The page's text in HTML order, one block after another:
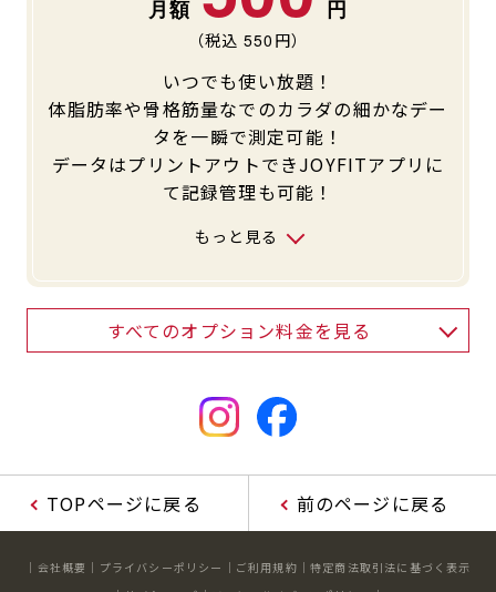
（税込 550 円）
いつでも使い放題！
体脂肪率や骨格筋量なでのカラダの細かなデー
タを一瞬で測定可能！
データはプリントアウトできJOYFITアプリに
て記録管理も可能！
もっと見る
すべてのオプション料金を見る
TOPページに戻る 前のページに戻る
会社概要 プライバシーポリシー ご利用規約
特定商法取引法に基づく表示